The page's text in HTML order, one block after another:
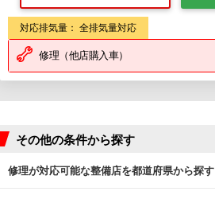
対応排気量： 全排気量対応
修理（他店購入車）
その他の条件から探す
修理が対応可能な整備店を都道府県から探す